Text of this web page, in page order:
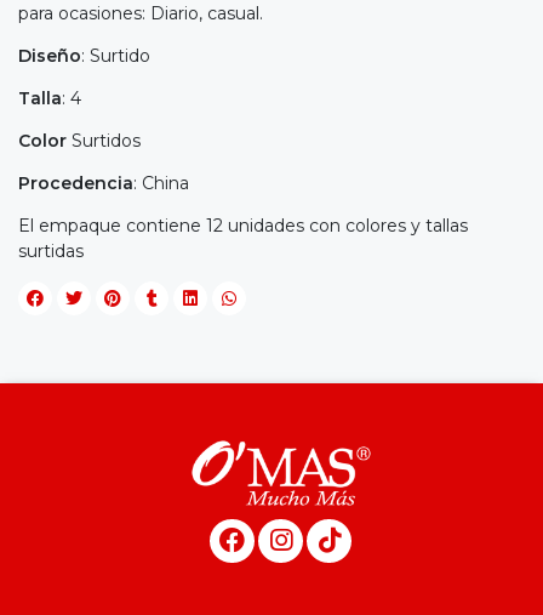
para ocasiones: Diario, casual.
Diseño: Surtido
Talla: 4
Color Surtidos
Procedencia: China
El empaque contiene 12 unidades con colores y tallas
surtidas